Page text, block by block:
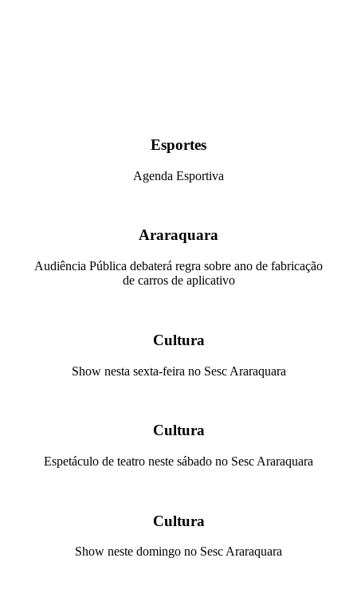
Esportes
Agenda Esportiva
Araraquara
Audiência Pública debaterá regra sobre ano de fabricação
de carros de aplicativo
Cultura
Show nesta sexta-feira no Sesc Araraquara
Cultura
Espetáculo de teatro neste sábado no Sesc Araraquara
Cultura
Show neste domingo no Sesc Araraquara